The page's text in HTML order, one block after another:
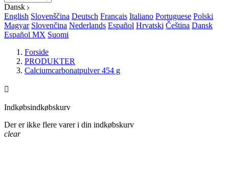
Dansk
English Slovenščina Deutsch Français Italiano Portuguese Polski
Magyar Slovenčina Nederlands Español Hrvatski Čeština Dansk
Español MX Suomi
Forside
PRODUKTER
Calciumcarbonatpulver 454 g

Indkøbsindkøbskurv
Der er ikke flere varer i din indkøbskurv
clear